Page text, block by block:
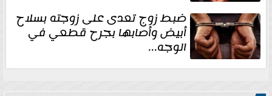
ضبط زوج تعدى على زوجته بسلاح
أبيض وأصابها بجرح قطعي في
الوجه...